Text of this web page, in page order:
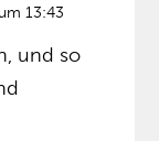
13:43
und so